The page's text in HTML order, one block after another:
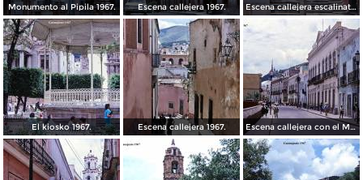
Monumento al Pipila 1967. Escena callejera 1967. Escena callejera escalinata 1967.
El kiosko 1967. Escena callejera 1967. Escena callejera con el Mto al Pipila al fondo 1967.